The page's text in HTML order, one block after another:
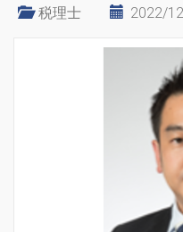
税理士 2022/